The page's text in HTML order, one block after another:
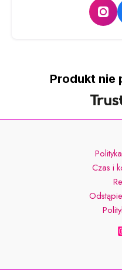
Produkt nie
Czas i